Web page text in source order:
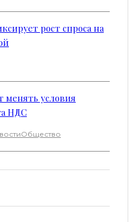
рост спроса на
менять условия
НДС
Общество